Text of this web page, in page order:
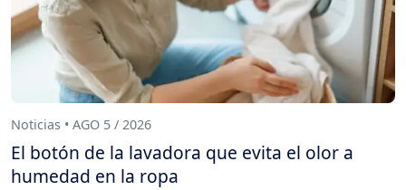
Noticias • AGO 5 / 2026
El botón de la lavadora que evita el olor a
humedad en la ropa